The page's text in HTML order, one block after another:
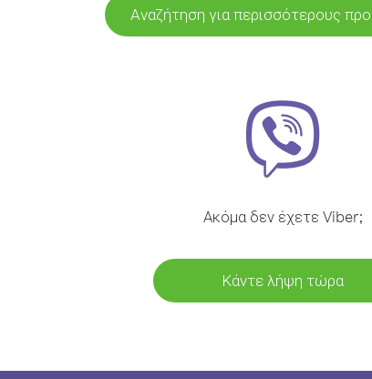
Αναζήτηση για περισσότερους
Ακόμα δεν έχετε Viber;
Κάντε λήψη τώρα